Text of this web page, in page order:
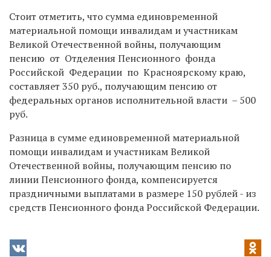
Стоит отметить, что сумма единовременной
материальной помощи инвалидам и участникам
Великой Отечественной войны, получающим
пенсию от Отделения Пенсионного фонда
Российской Федерации по Красноярскому краю,
составляет 350 руб., получающим пенсию от
федеральных органов исполнительной власти – 500
руб.
Разница в сумме единовременной материальной
помощи инвалидам и участникам Великой
Отечественной войны, получающим пенсию по
линии Пенсионного фонда, компенсируется
праздничными выплатами в размере 150 рублей - из
средств Пенсионного фонда Российской Федерации.